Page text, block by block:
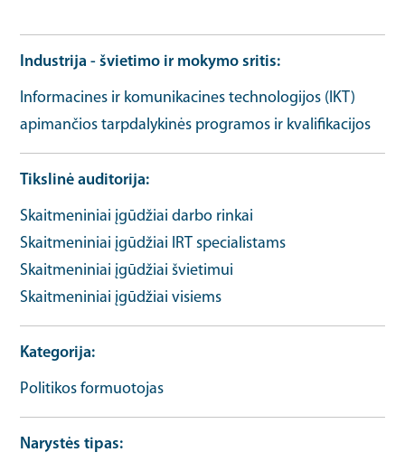
Industrija - švietimo ir mokymo sritis
Informacines ir komunikacines technologijos (IKT)
apimančios tarpdalykinės programos ir kvalifikacijos
Tikslinė auditorija
Skaitmeniniai įgūdžiai darbo rinkai
Skaitmeniniai įgūdžiai IRT specialistams
Skaitmeniniai įgūdžiai švietimui
Skaitmeniniai įgūdžiai visiems
Kategorija
Politikos formuotojas
Narystės tipas